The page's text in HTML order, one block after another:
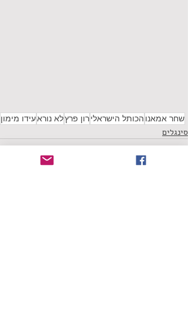
שחר אמאנו הכותל הישראלירון פרץלא נוראעידו מימון
סינגלים